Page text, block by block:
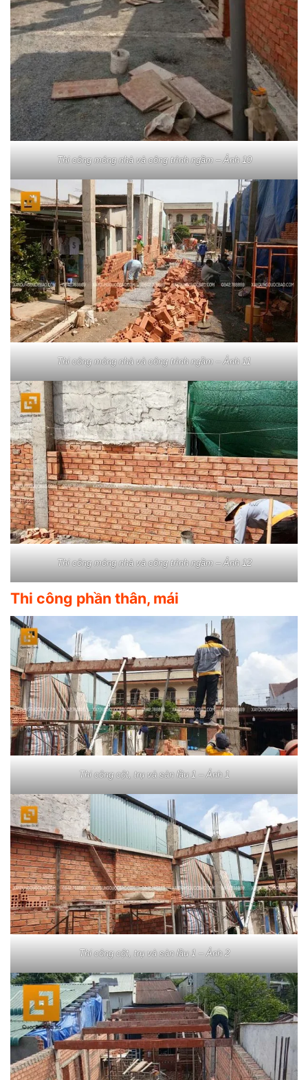
Thi công móng nhà và công trình ngầm – Ảnh 10
Thi công móng nhà và công trình ngầm – Ảnh 11
Thi công móng nhà và công trình ngầm – Ảnh 12
Thi công phần thân, mái
Thi công cột, trụ và sàn lầu 1 – Ảnh 1
Thi công cột, trụ và sàn lầu 1 – Ảnh 2